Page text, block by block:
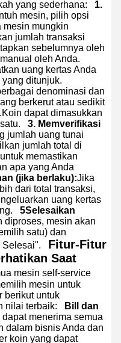
yang sederhana:
1.
mesin, pilih opsi
mesin mungkin
jumlah transaksi
sebelumnya oleh
oleh Anda.
uang kertas Anda
ditunjuk.
denominasi dan
berkerut atau sedikit
dapat dimasukkan
3. Memverifikasi
jumlah uang tunai
jumlah total di
memastikan
apa yang Anda
(jika berlaku):Jika
dari total transaksi,
uang kertas
5Selesaikan
diproses, mesin akan
satu) dan
Selesai".
Fitur-Fitur
Saat
mesin self-service
mesin untuk
berikut untuk
nilai terbaik:
Bill dan
menerima semua
dalam bisnis Anda dan
koin yang dapat